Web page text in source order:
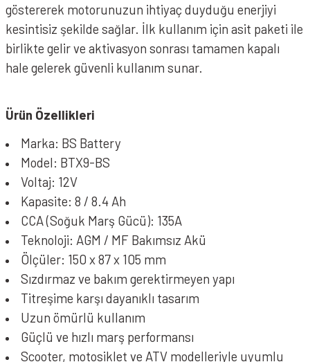
göstererek motorunuzun ihtiyaç duyduğu enerjiyi
kesintisiz şekilde sağlar. İlk kullanım için asit paketi ile
birlikte gelir ve aktivasyon sonrası tamamen kapalı
hale gelerek güvenli kullanım sunar.
Ürün Özellikleri
Marka: BS Battery
Model: BTX9-BS
Voltaj: 12V
Kapasite: 8 / 8.4 Ah
CCA (Soğuk Marş Gücü): 135A
Teknoloji: AGM / MF Bakımsız Akü
Ölçüler: 150 x 87 x 105 mm
Sızdırmaz ve bakım gerektirmeyen yapı
Titreşime karşı dayanıklı tasarım
Uzun ömürlü kullanım
Güçlü ve hızlı marş performansı
Scooter, motosiklet ve ATV modelleriyle uyumlu